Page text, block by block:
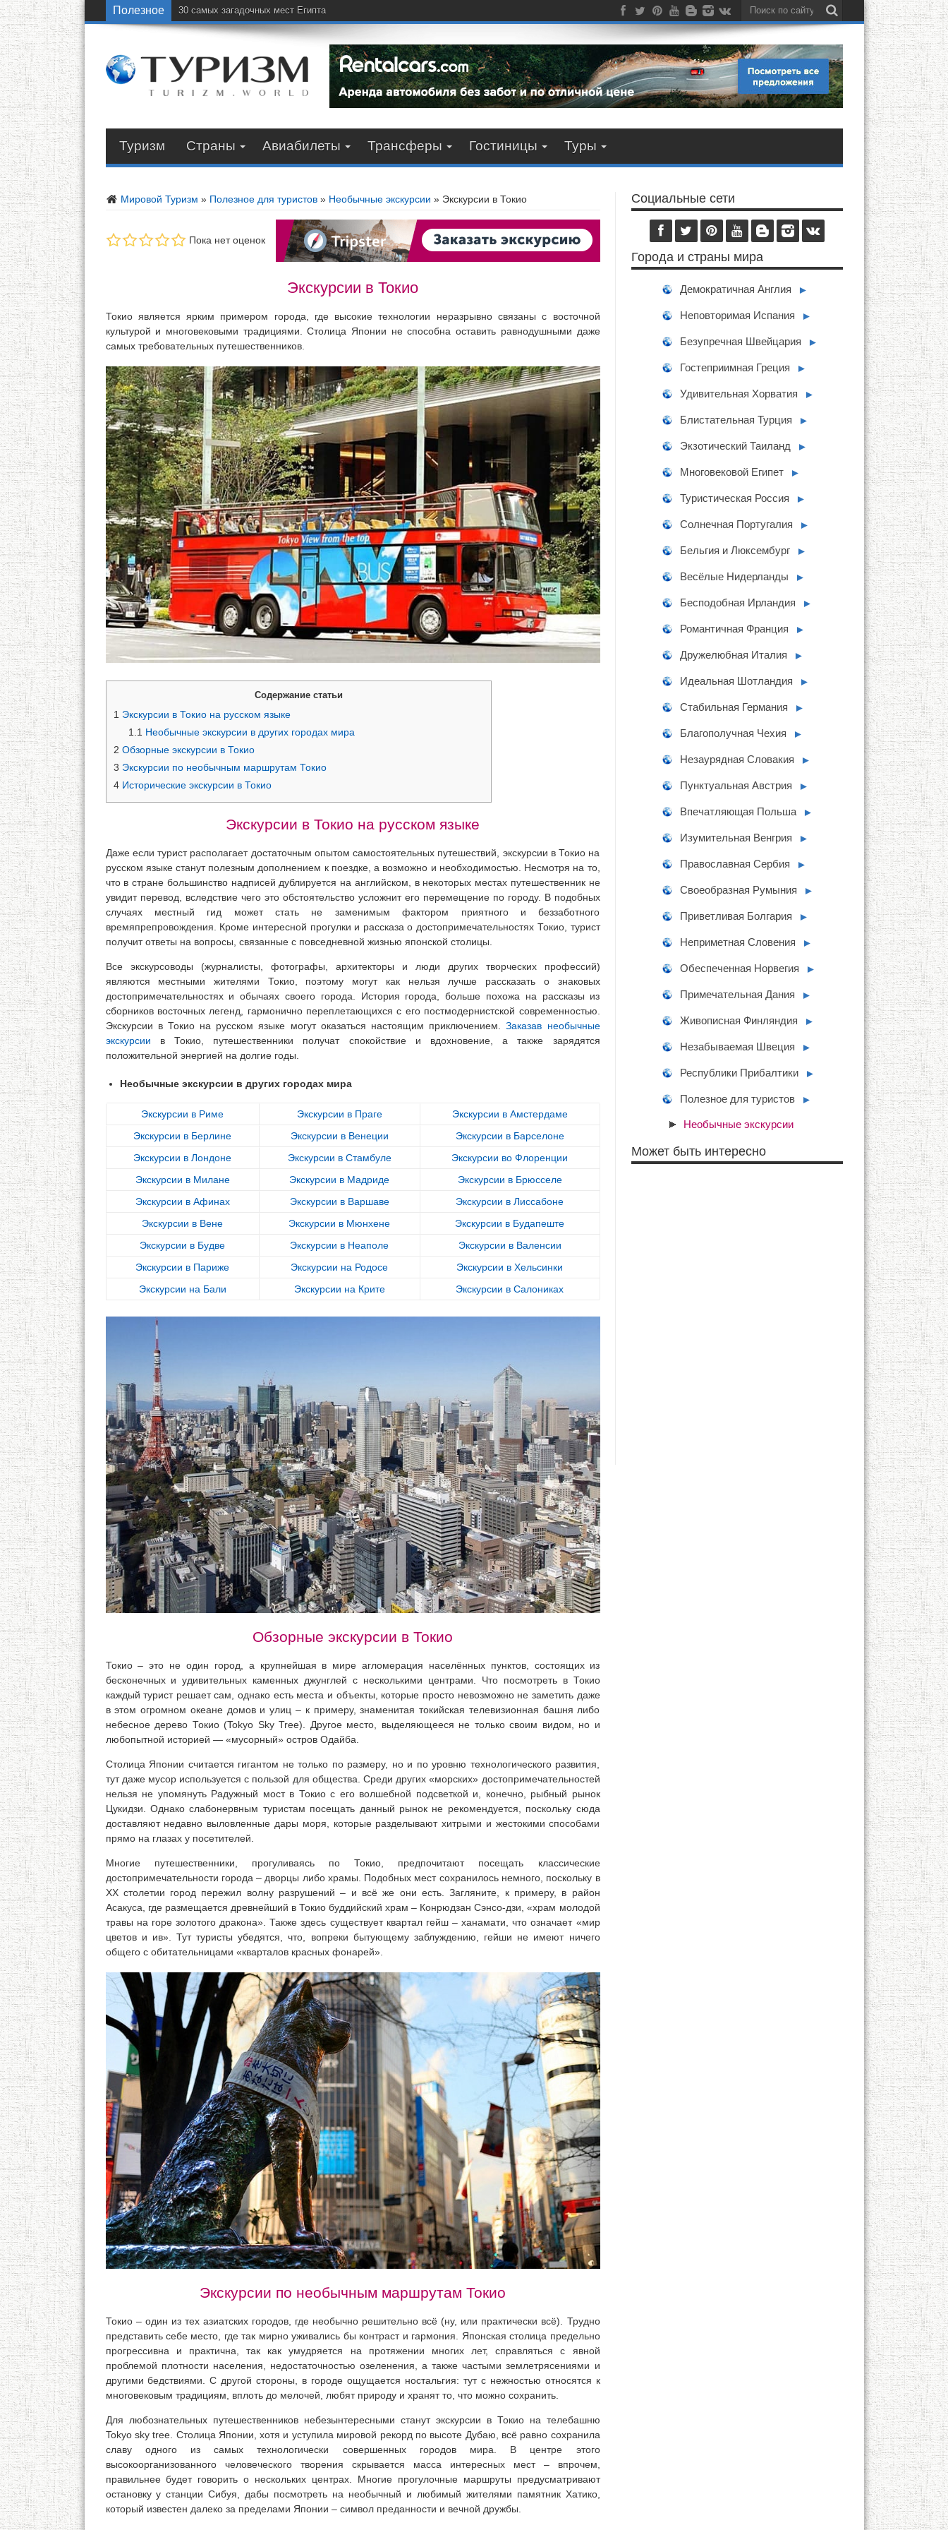
Полезное 30 самых загадочных мест Египта
Туризм Страны Авиабилеты Трансферы Гостиницы Туры
Мировой Туризм » Полезное для туристов » Необычные экскурсии » Экскурсии в Токио
Пока нет оценок
Экскурсии в Токио
Токио является ярким примером города, где высокие технологии неразрывно связаны с восточной
культурой и многовековыми традициями. Столица Японии не способна оставить равнодушными даже
самых требовательных путешественников.
Содержание статьи
1 Экскурсии в Токио на русском языке
1.1 Необычные экскурсии в других городах мира
2 Обзорные экскурсии в Токио
3 Экскурсии по необычным маршрутам Токио
4Исторические экскурсии в Токио
Экскурсии в Токио на русском языке
Даже если турист располагает достаточным опытом самостоятельных путешествий, экскурсии в Токио на
русском языке станут полезным дополнением к поездке, а возможно и необходимостью. Несмотря на то,
что в стране большинство надписей дублируется на английском, в некоторых местах путешественник не
увидит перевод, вследствие чего это обстоятельство усложнит его перемещение по городу. В подобных
случаях местный гид может стать не заменимым фактором приятного и беззаботного
времяпрепровождения. Кроме интересной прогулки и рассказа о достопримечательностях Токио, турист
получит ответы на вопросы, связанные с повседневной жизнью японской столицы.
Все экскурсоводы (журналисты, фотографы, архитекторы и люди других творческих профессий)
являются местными жителями Токио, поэтому могут как нельзя лучше рассказать о знаковых
достопримечательностях и обычаях своего города. История города, больше похожа на рассказы из
сборников восточных легенд, гармонично переплетающихся с его постмодернистской современностью.
Экскурсии в Токио на русском языке могут оказаться настоящим приключением.Заказав необычные
экскурсии в Токио, путешественники получат спокойствие и вдохновение, а также зарядятся
положительной энергией на долгие годы.
Необычные экскурсии в других городах мира
Экскурсии в Риме Экскурсии в Праге
Экскурсии в Амстердаме
Экскурсии в Берлине
Экскурсии в Венеции
Экскурсии в Барселоне
Экскурсии в Лондоне
Экскурсии в Стамбуле
Экскурсии во Флоренции
Экскурсии в Милане
Экскурсии в Мадриде
Экскурсии в Брюсселе
Экскурсии в Афинах
Экскурсии в Варшаве
Экскурсии в Лиссабоне
Экскурсии в Вене
Экскурсии в Мюнхене
Экскурсии в Будапеште
Экскурсии в Будве
Экскурсии в Неаполе
Экскурсии в Валенсии
Экскурсии в Париже
Экскурсии на Родосе
Экскурсии в Хельсинки
Экскурсии на Бали
Экскурсии на Крите Экскурсии в Салониках
Обзорные экскурсии в Токио
Токио – это не один город, а крупнейшая в мире агломерация населённых пунктов, состоящих из
бесконечных и удивительных каменных джунглей с несколькими центрами. Что посмотреть в Токио
каждый турист решает сам, однако есть места и объекты, которые просто невозможно не заметить даже
в этом огромном океане домов и улиц – к примеру, знаменитая токийская телевизионная башня либо
небесное дерево Токио (Tokyo Sky Tree). Другое место, выделяющееся не только своим видом, но и
любопытной историей — «мусорный» остров Одайба.
Столица Японии считается гигантом не только по размеру, но и по уровню технологического развития,
тут даже мусор используется с пользой для общества. Среди других «морских» достопримечательностей
нельзя не упомянуть Радужный мост в Токио с его волшебной подсветкой и, конечно, рыбный рынок
Цукидзи. Однако слабонервным туристам посещать данный рынок не рекомендуется, поскольку сюда
доставляют недавно выловленные дары моря, которые разделывают хитрыми и жестокими способами
прямо на глазах у посетителей.
Многие путешественники, прогуливаясь по Токио, предпочитают посещать классические
достопримечательности города – дворцы либо храмы. Подобных мест сохранилось немного, поскольку в
XX столетии город пережил волну разрушений – и всё же они есть. Загляните, к примеру, в район
Асакуса, где размещается древнейший в Токио буддийский храм – Конрюдзан Сэнсо-дзи, «храм молодой
травы на горе золотого дракона». Также здесь существует квартал гейш – ханамати, что означает «мир
цветов и ив». Тут туристы убедятся, что, вопреки бытующему заблуждению, гейши не имеют ничего
общего с обитательницами «кварталов красных фонарей».
Экскурсии по необычным маршрутам Токио
Токио – один из тех азиатских городов, где необычно решительно всё (ну, или практически всё). Трудно
представить себе место, где так мирно уживались бы контраст и гармония. Японская столица предельно
прогрессивна и практична, так как умудряется на протяжении многих лет, справляться с явной
проблемой плотности населения, недостаточностью озеленения, а также частыми землетрясениями и
другими бедствиями. С другой стороны, в городе ощущается ностальгия: тут с нежностью относятся к
многовековым традициям, вплоть до мелочей, любят природу и хранят то, что можно сохранить.
Для любознательных путешественников небезынтересными станут экскурсии в Токио на телебашню
Tokyo sky tree. Столица Японии, хотя и уступила мировой рекорд по высоте Дубаю, всё равно сохранила
славу одного из самых технологически совершенных городов мира. В центре этого
высокоорганизованного человеческого творения скрывается масса интересных мест – впрочем,
правильнее будет говорить о нескольких центрах. Многие прогулочные маршруты предусматривают
остановку у станции Сибуя, дабы посмотреть на необычный и любимый жителями памятник Хатико,
который известен далеко за пределами Японии – символ преданности и вечной дружбы.
Социальные сети
Города и страны мира
Демократичная Англия ►
Неповторимая Испания ►
Безупречная Швейцария ►
Гостеприимная Греция ►
Удивительная Хорватия ►
Блистательная Турция ►
Экзотический Таиланд ►
Многовековой Египет ►
Туристическая Россия ►
Солнечная Португалия ►
Бельгия и Люксембург ►
Весёлые Нидерланды ►
Бесподобная Ирландия ►
Романтичная Франция ►
Дружелюбная Италия ►
Идеальная Шотландия ►
Стабильная Германия ►
Благополучная Чехия ►
Незаурядная Словакия ►
Пунктуальная Австрия ►
Впечатляющая Польша ►
Изумительная Венгрия ►
Православная Сербия ►
Своеобразная Румыния ►
Приветливая Болгария ►
Неприметная Словения ►
Обеспеченная Норвегия ►
Примечательная Дания ►
Живописная Финляндия ►
Незабываемая Швеция ►
Республики Прибалтики ►
Полезное для туристов ►
Необычные экскурсии
Может быть интересно